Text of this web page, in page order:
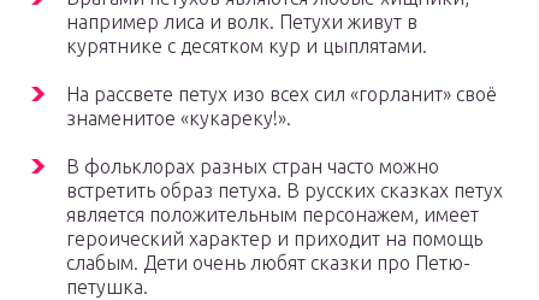
например лиса и волк. Петухи живут в
курятнике с десятком кур и цыплятами.
На рассвете петух изо всех сил «горланит» своё
знаменитое «кукареку!».
В фольклорах разных стран часто можно
встретить образ петуха. В русских сказках петух
является положительным персонажем, имеет
героический характер и приходит на помощь
слабым. Дети очень любят сказки про Петю-
петушка.